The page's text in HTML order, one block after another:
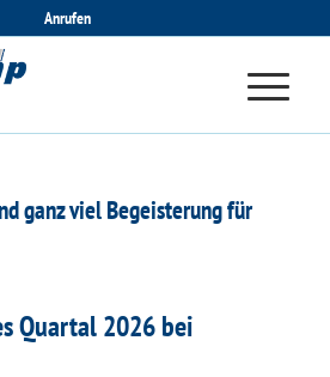
Anrufen
ganz viel Begeisterung für
Quartal 2026 bei